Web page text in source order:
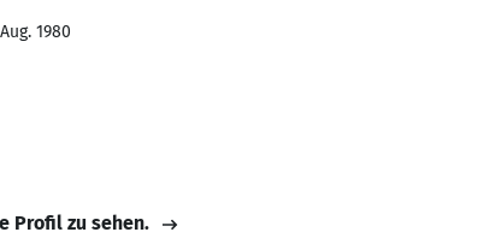
1980
Profil zu sehen.